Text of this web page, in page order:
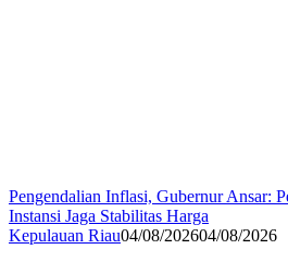
Pengendalian Inflasi, Gubernur Ansar:
Instansi Jaga Stabilitas Harga
Kepulauan Riau04/08/202604/08/2026